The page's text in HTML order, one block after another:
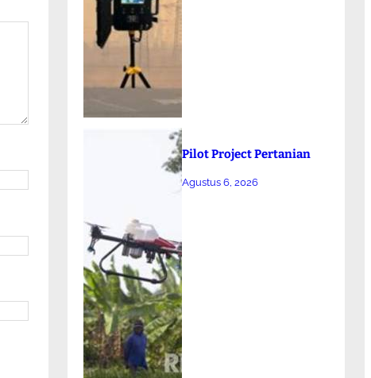
Pilot Project Pertanian
Agustus 6, 2026